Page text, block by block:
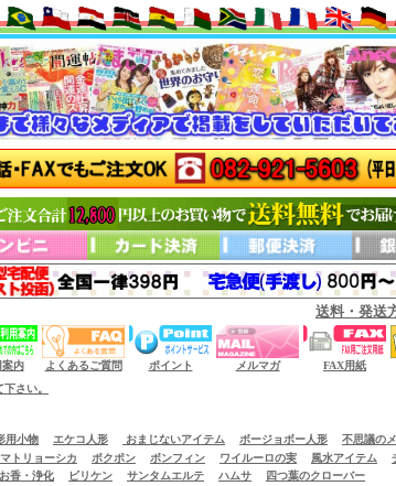
送料・発送
案内 よくあるご質問 ポイント メルマガ FAX用紙
用小物 エケコ人形 おまじないアイテム ボージョボー人形 不思議の
マトリョーシカ ポクポン ボンフィン ワイルーロの実 風水アイテム
お香・浄化 ビリケン サンタムエルテ ハムサ 四つ葉のクローバー